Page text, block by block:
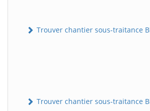
Trouver chantier sous-traitance
Trouver chantier sous-traitance